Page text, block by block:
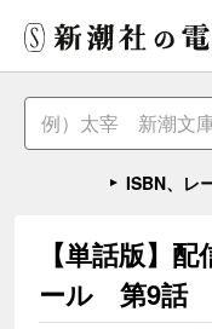
ISBN、レ
【単話版】
ール 第9話